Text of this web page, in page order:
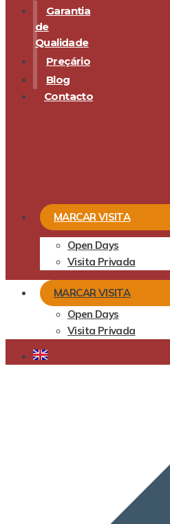
Garantia
de
Qualidade
Preçário
Blog
Contacto
MARCAR VISITA
Open Days
Visita Privada
MARCAR VISITA
Open Days
Visita Privada